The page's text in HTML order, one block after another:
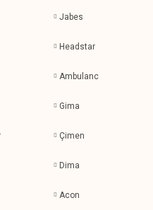
Jabes
Headstar
Ambulanc
Gima
Çimen
Dima
Acon